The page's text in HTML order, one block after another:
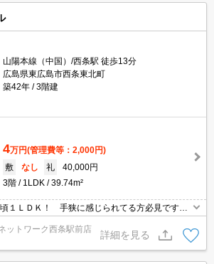
山陽本線（中国）/西条駅 徒歩13分
広島県東広島市西条東北町
築42年
3階建
4万円(管理費等：2,000円)
敷
なし 礼
40,000円
3階
1LDK 39.74m²
１ＬＤＫ！ 手狭に感じられてる方必見です！
町 【山内ビル】 １ＬＤＫ ☆他にも東広
多数ご用意してます☆ ００７８－６０３－５
ットワーク西条駅前店までお気軽にご連絡くだ
ットワーク西条駅前店
詳細を見る